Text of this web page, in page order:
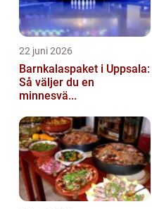
22 juni 2026
Barnkalaspaket i Uppsala:
Så väljer du en
minnesvä...